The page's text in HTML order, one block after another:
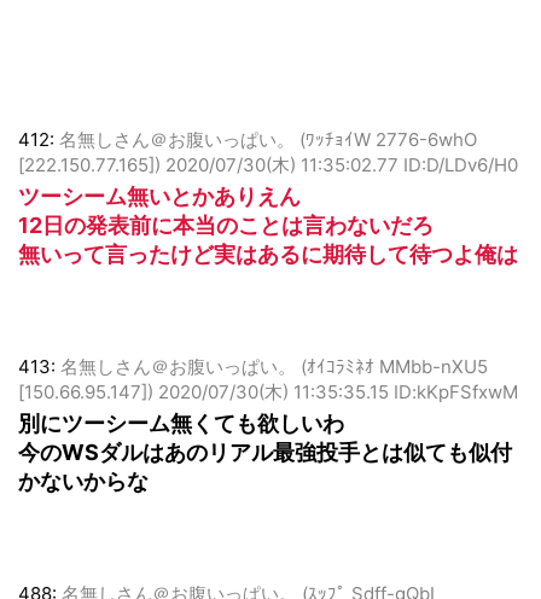
412: 名無しさん＠お腹いっぱい。 (ﾜｯﾁｮｲW 2776-6whO
[222.150.77.165])
2020/07/30(木) 11:35:02.77 ID:D/LDv6/H0
ツーシーム無いとかありえん
12日の発表前に本当のことは言わないだろ
無いって言ったけど実はあるに期待して待つよ俺は
413: 名無しさん＠お腹いっぱい。 (ｵｲｺﾗﾐﾈｵ MMbb-nXU5
[150.66.95.147])
2020/07/30(木) 11:35:35.15 ID:kKpFSfxwM
別にツーシーム無くても欲しいわ
今のWSダルはあのリアル最強投手とは似ても似付
かないからな